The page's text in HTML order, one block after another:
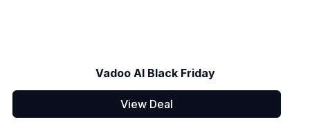
Vadoo AI Black Friday
View Deal